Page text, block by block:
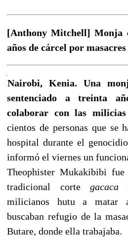
[Anthony Mitchell] Monja
años de cárcel por
Nairobi, Kenia. Una
sentenciado a treinta
colaborar con las
cientos de personas que se
hospital durante el
informó el viernes un
Theophister Mukakibibi fue
tradicional cortegacaca
milicianos hutu a matar
buscaban refugio de la
Butare, donde ella trabajaba.